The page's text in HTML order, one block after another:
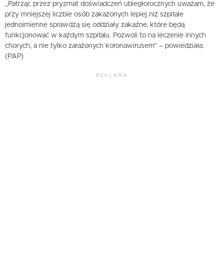
„Patrząc przez pryzmat doświadczeń ubiegłorocznych uważam, że
przy mniejszej liczbie osób zakażonych lepiej niż szpitale
jednoimienne sprawdzą się oddziały zakaźne, które będą
funkcjonować w każdym szpitalu. Pozwoli to na leczenie innych
chorych, a nie tylko zarażonych koronawirusem” – powiedziała.
(PAP)
REKLAMA